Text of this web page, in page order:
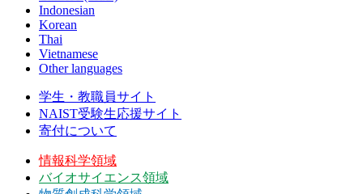
Indonesian
Korean
Thai
Vietnamese
Other languages
学生・教職員サイト
NAIST受験生応援サイト
寄付について
情報科学領域
バイオサイエンス領域